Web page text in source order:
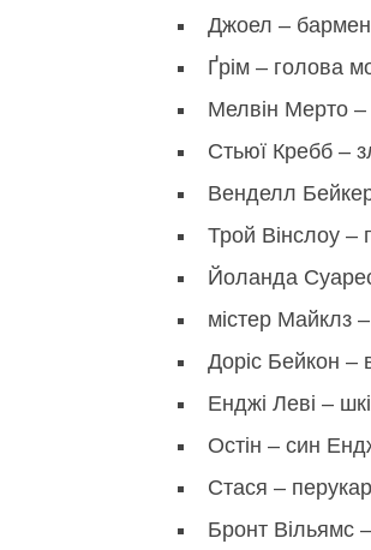
Джоел –
Ґрім – голова
Мелвін Мерто –
Стьюї Кребб –
Венделл
Трой Вінслоу –
Йоланда
містер Майклз
Доріс Бейкон –
Енджі Леві –
Остін – син
Стася –
Бронт Вільямс